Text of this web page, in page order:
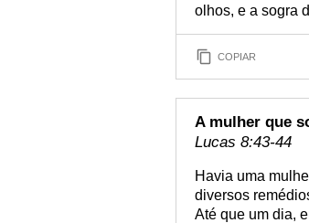
olhos, e a sogra
COPIAR
A mulher que
Lucas 8:43-44
Havia uma
diversos
Até que um dia,